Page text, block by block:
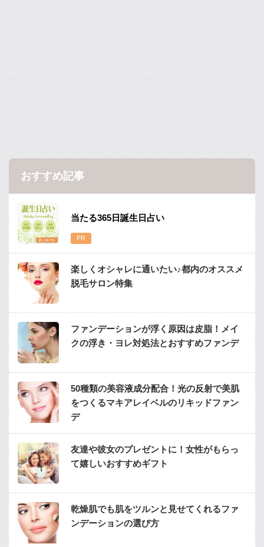
おすすめ記事
当たる365日誕生日占い
楽しくオシャレに通いたい♪都内のオススメ
脱毛サロン特集
ファンデーションが浮く原因は皮脂！メイ
クの浮き・ヨレ対処法とおすすめファンデ
50種類の美容液成分配合！光の反射で美肌
をつくるマキアレイベルのリキッドファン
デ
友達や彼女のプレゼントに！女性がもらっ
て嬉しいおすすめギフト
乾燥肌でも肌をツルンと見せてくれるファ
ンデーションの選び方